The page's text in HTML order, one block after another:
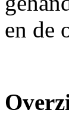
en de